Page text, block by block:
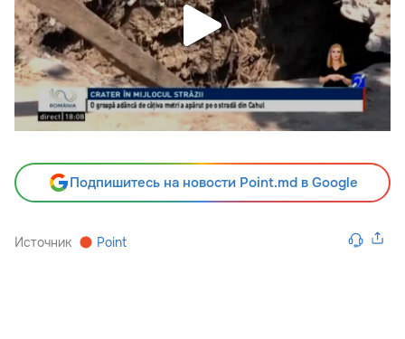
Подпишитесь на новости Point.md в Google
Источник Point